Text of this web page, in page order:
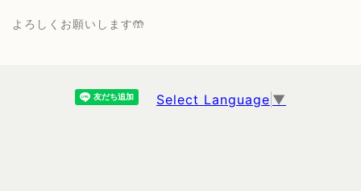
よろしくお願いします🤲
Select Language ▼